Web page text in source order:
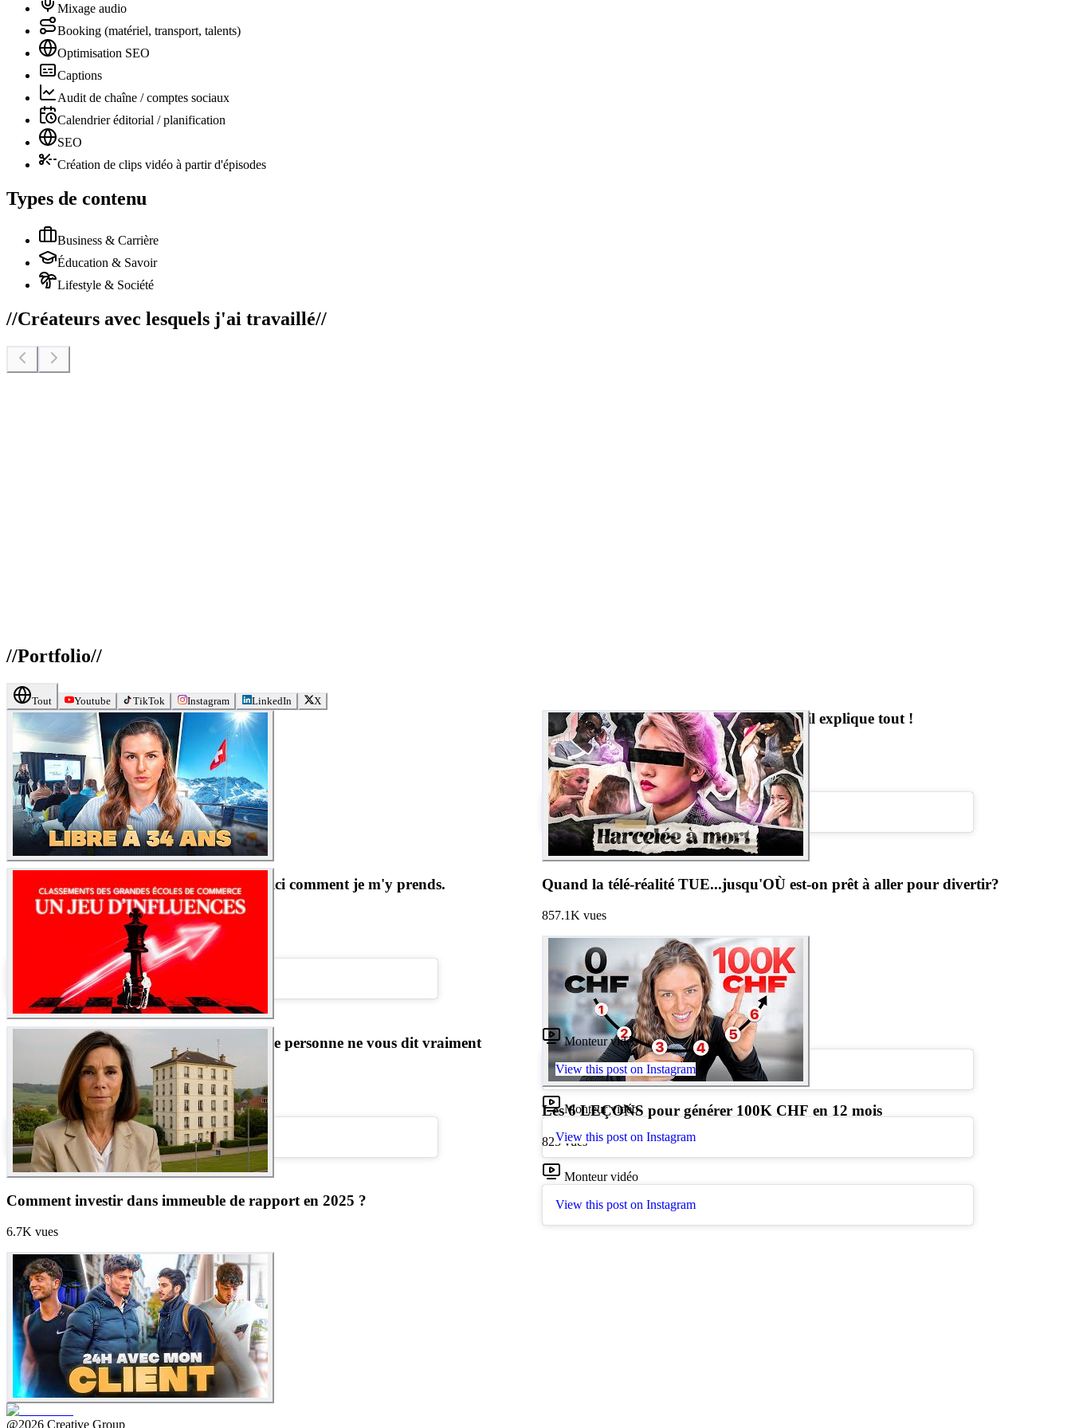
Mixage audio
Booking (matériel, transport, talents)
Optimisation SEO
Captions
Audit de chaîne / comptes sociaux
Calendrier éditorial / planification
SEO
Création de clips vidéo à partir d'épisodes
Types de contenu
Business & Carrière
Éducation & Savoir
Lifestyle & Société
//Créateurs avec lesquels j'ai travaillé//
//Portfolio//
Tout Youtube TikTok Instagram LinkedIn X
Je veux plus être obligée de travailler. Voici comment je m'y prends.
14.1K vues
Cadreur
View this post on Instagram
Classements d'écoles de commerce : ce que personne ne vous dit vraiment
vues
Monteur vidéo Cadreur
View this post on Instagram
Comment investir dans immeuble de rapport en 2025 ?
6.7K vues
Mon client fait 15.000€ de CA par mois, il explique tout !
8.9K vues
Monteur vidéo Cadreur
View this post on Instagram
Quand la télé-réalité TUE...jusqu'OÙ est-on prêt à aller pour divertir?
857.1K vues
Les 6 LEÇONS pour générer 100K CHF en 12 mois
825 vues
Monteur vidéo
View this post on Instagram
Monteur vidéo
View this post on Instagram
Monteur vidéo
View this post on Instagram
@2026 Creative Group